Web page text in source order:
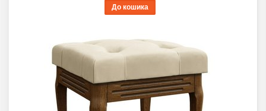
До кошика